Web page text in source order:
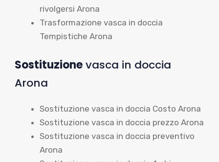
rivolgersi Arona
Trasformazione vasca in doccia
Tempistiche Arona
Sostituzionevasca in doccia
Arona
Sostituzione vasca in doccia Costo Arona
Sostituzione vasca in doccia prezzo Arona
Sostituzione vasca in doccia preventivo
Arona